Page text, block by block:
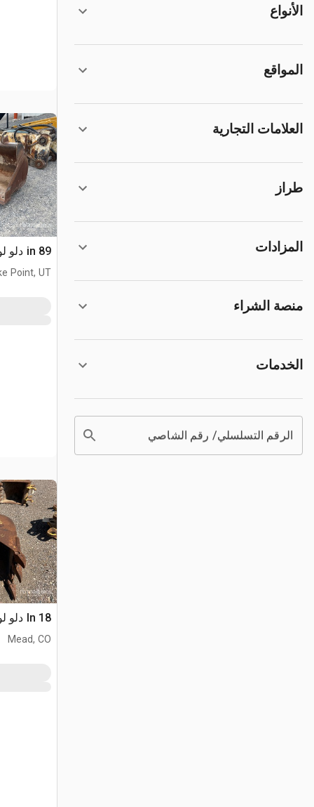
الأنواع
المواقع
العلامات التجارية
طراز
المزادات
منصة الشراء
الخدمات
الرقم التسلسلي/ رقم الشاصي
89 in دلو لودر حفار
Point, UT
18 In دلو لودر حفار
Mead, CO